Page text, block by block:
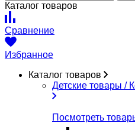
Каталог товаров
Сравнение
Избранное
Каталог товаров
Детские товары /
Посмотреть